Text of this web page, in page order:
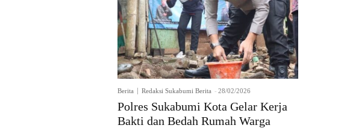
Berita Redaksi Sukabumi Berita - 28/02/2026
Polres Sukabumi Kota Gelar Kerja
Bakti dan Bedah Rumah Warga